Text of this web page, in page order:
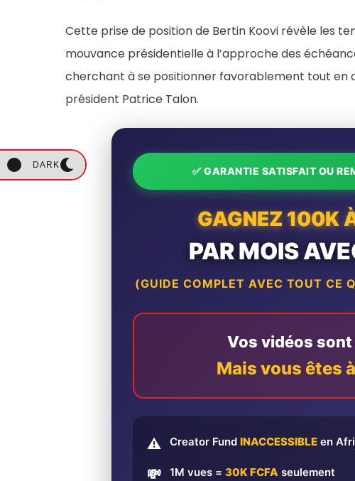
DARK
Cette prise de position de Bertin Koovi révèle les
mouvance présidentielle à l’approche des
cherchant à se positionner favorablement tout en
président Patrice Talon.
✅ GARANTIE SATISFAIT OU
GAGNEZ 100K
PAR MOIS
(GUIDE COMPLET AVEC TOUT CE
Vos vidéos
Mais vous êtes
⚠️ Creator Fund INACCESSIBLE en
💸 1M vues = 30K FCFA seulement